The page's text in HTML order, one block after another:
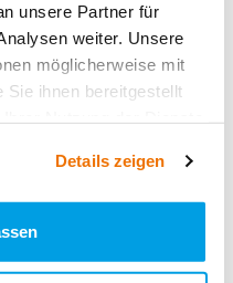
unsere Partner für
weiter. Unsere
möglicherweise mit
Sie ihnen bereitgestellt
Details zeigen